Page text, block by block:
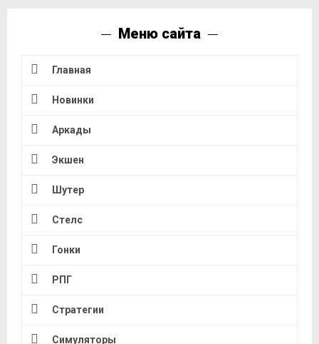
Меню сайта
Главная
Новинки
Аркады
Экшен
Шутер
Стелс
Гонки
РПГ
Стратегии
Симуляторы